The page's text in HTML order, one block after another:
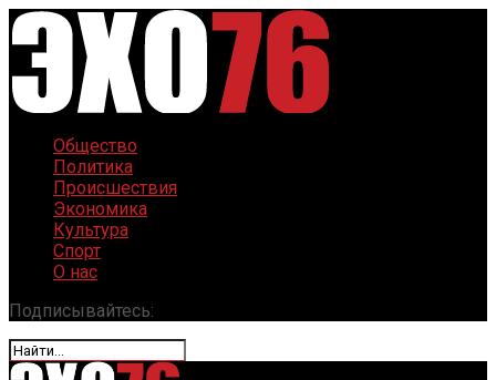
Общество
Политика
Происшествия
Экономика
Культура
Спорт
О нас
Подписывайтесь: